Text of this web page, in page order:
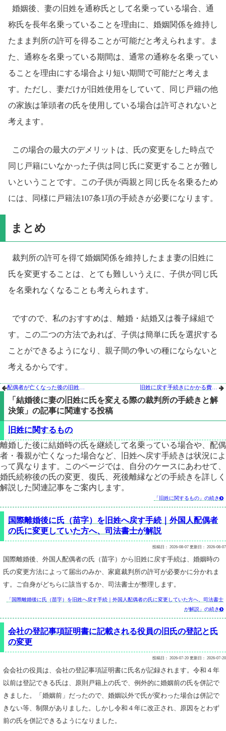
婚姻後、妻の旧姓を通称氏として名乗っている場合、通
称氏を長年名乗っていることを理由に、婚姻関係を維持し
たまま判所の許可を得ることが可能だと考えられます。ま
た、通称を名乗っている期間は、通常の通称を名乗ってい
ることを理由にする場合より短い期間で可能だと考えま
す。ただし、妻だけが旧姓使用をしていて、同じ戸籍の他
の家族は筆頭者の氏を使用している場合は許可されないと
考えます。
この場合の最大のデメリットは、氏の変更をした時点で
同じ戸籍にいなかった子供は同じ氏に変更することが難し
いということです。この子供が両親と同じ氏を名乗るため
には、同様に戸籍法107条1項の手続きが必要になります。
まとめ
裁判所の許可を得て婚姻関係を維持したまま妻の旧姓に
氏を変更することは、とても難しいうえに、子供が同じ氏
を名乗れなくなることも考えられます。
ですので、私のおすすめは、離婚・結婚又は養子縁組で
す。この二つの方法であれば、子供は簡単に氏を選択する
ことができるようになり、親子間の争いの種にならないと
考えるからです。
 旧姓に戻す手続きにかかる費用と知っておくべき情報 
「結婚後に妻の旧姓に氏を変える際の裁判所の手続きと解
決策」の記事に関連する投稿
旧姓に関するもの
離婚した後に結婚時の氏を継続して名乗っている場合や、配偶
者・養親が亡くなった場合など、旧姓へ戻す手続きは状況によ
って異なります。このページでは、自分のケースにあわせて、
婚氏続称後の氏の変更、復氏、死後離縁などの手続きを詳しく
解説した関連記事をご案内します。
「旧姓に関するもの」の続き
国際離婚後に氏（苗字）を旧姓へ戻す手続｜外国人配偶者
の氏に変更していた方へ、司法書士が解説
投稿日： 2026-08-07 更新日： 2026-08-07
国際離婚後、外国人配偶者の氏（苗字）から旧姓に戻す手続は、婚姻時の
氏の変更方法によって届出のみか、家庭裁判所の許可が必要かに分かれま
す。ご自身がどちらに該当するか、司法書士が整理します。
「国際離婚後に氏（苗字）を旧姓へ戻す手続｜外国人配偶者の氏に変更していた方へ、司法書士
が解説」の続き
会社の登記事項証明書に記載される役員の旧氏の登記と氏
の変更
投稿日： 2026-07-20 更新日： 2026-07-20
会会社の役員は、会社の登記事項証明書に氏名が記録されます。令和４年
以前は登記できる氏は、原則戸籍上の氏で、例外的に婚姻前の氏を併記で
きました。「婚姻前」だったので、婚姻以外で氏が変わった場合は併記で
きない等、制限がありました。しかし令和４年に改正され、原因をとわず
前の氏を併記できるようになりました。